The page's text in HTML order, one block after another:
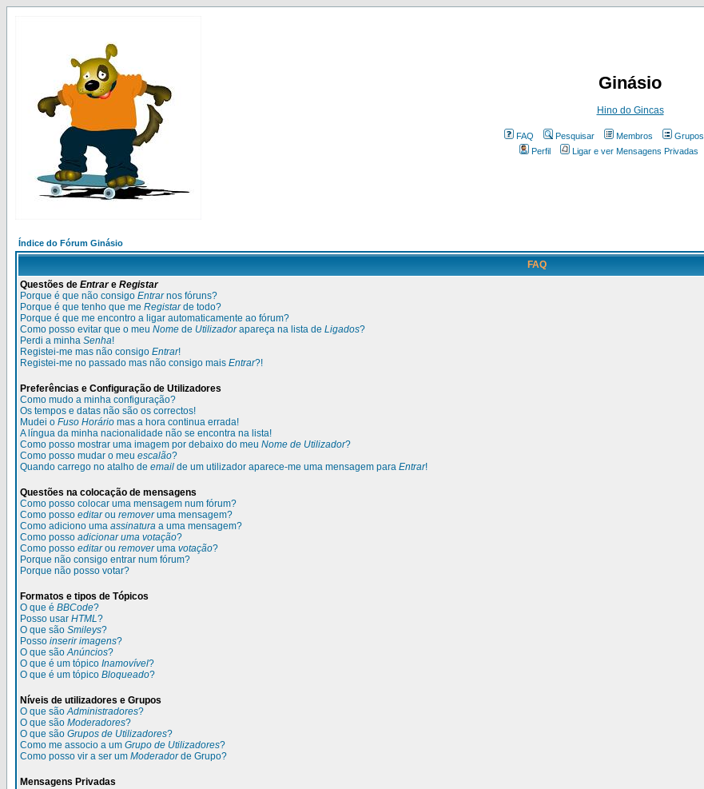
Ginásio
Hino do Gincas
FAQ Pesquisar Membros Grupos
Perfil
Ligar e ver Mensagens Privadas
Índice do Fórum Ginásio
FAQ
Questões de Entrare Registar
Porque é que não consigo Entrarnos fóruns?
Porque é que tenho que me Registarde todo?
Porque é que me encontro a ligar automaticamente ao fórum?
Como posso evitar que o meu Nome de Utilizadorapareça na lista de Ligados?
Perdi a minha Senha!
Registei-me mas não consigo Entrar!
Registei-me no passado mas não consigo mais Entrar?!
Preferências e Configuração de Utilizadores
Como mudo a minha configuração?
Os tempos e datas não são os correctos!
Mudei o Fuso Horário mas a hora continua errada!
A língua da minha nacionalidade não se encontra na lista!
Como posso mostrar uma imagem por debaixo do meu Nome de Utilizador?
Como posso mudar o meu escalão?
Quando carrego no atalho de email de um utilizador aparece-me uma mensagem para Entrar!
Questões na colocação de mensagens
Como posso colocar uma mensagem num fórum?
Como posso editarou removeruma mensagem?
Como adiciono uma assinatura a uma mensagem?
Como posso adicionar uma votação?
Como posso editarou removeruma votação?
Porque não consigo entrar num fórum?
Porque não posso votar?
Formatos e tipos de Tópicos
O que é BBCode?
Posso usar HTML?
O que são Smileys?
Posso inserir imagens?
O que sãoAnúncios?
O que é um tópico Inamovível?
O que é um tópico Bloqueado?
Níveis de utilizadores e Grupos
O que sãoAdministradores?
O que são Moderadores?
O que são Grupos de Utilizadores?
Como me associo a um Grupo de Utilizadores?
Como posso vir a ser um Moderadorde Grupo?
Mensagens Privadas